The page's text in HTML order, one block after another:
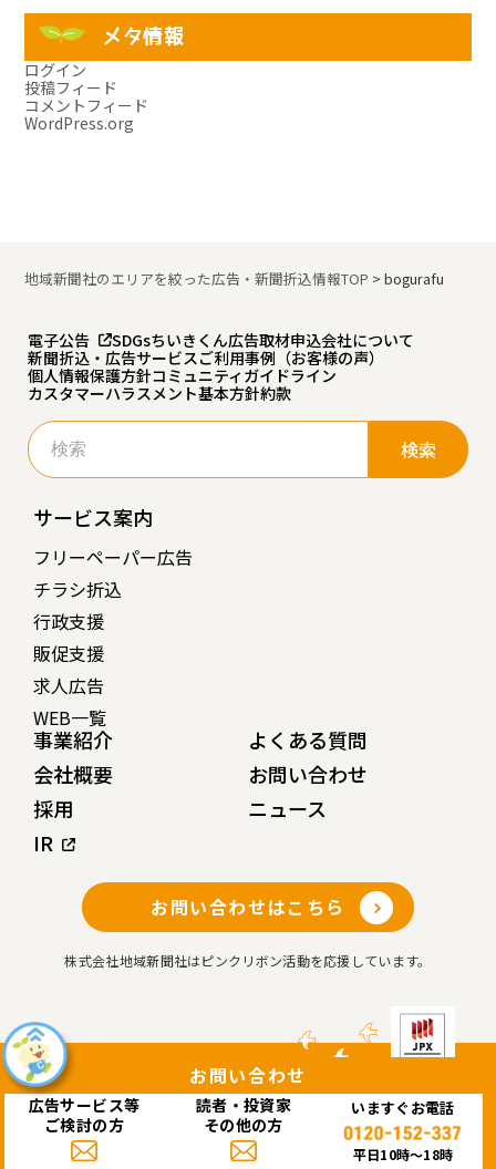
メタ情報
ログイン
投稿フィード
コメントフィード
WordPress.org
地域新聞社のエリアを絞った広告・新聞折込情報TOP >bogurafu
電子公告 SDGsちいきくん広告取材申込会社について
新聞折込・広告サービスご利用事例（お客様の声）
個人情報保護方針コミュニティガイドライン
カスタマーハラスメント基本方針約款
検
索:
サービス案内
フリーペーパー広告
チラシ折込
行政支援
販促支援
求人広告
WEB一覧
事業紹介
会社概要
採用
IR
よくある質問
お問い合わせ
ニュース
お問い合わせはこちら
株式会社地域新聞社はピンクリボン活動を応援しています。
Copyright© 株式会社 地域新聞社 All rights reserved.
このサイトはreCAPTCHAによって保護されており、Googleのプライバシーポリシー
が適用されます。
お問い合わせ
広告サービス等
ご検討の方
読者・投資家
その他の方
いますぐお電話
平日10時〜18時